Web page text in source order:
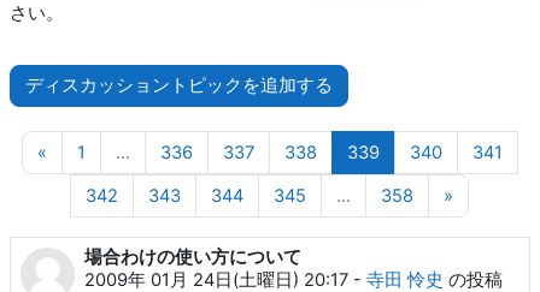
さい。
ディスカッショントピックを追加する
« 前のページ
1 ページ 1
… 336ページ 336
337ページ 337
338 ページ 338
339ページ 339
340ページ 340
341
342 ページ 342
343ページ 343
344ページ 344
345 ページ 345
… 358 ページ 358
»
場合わけの使い方について
2009年 01月 24日(土曜日) 20:17 - 寺田 怜史 の投稿